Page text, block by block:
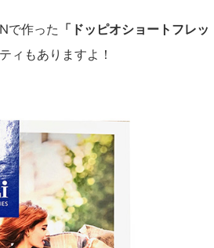
で作った 「ドッピオショートフレッ
ィもありますよ！